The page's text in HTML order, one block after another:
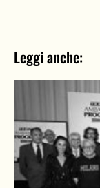
Leggi anche: